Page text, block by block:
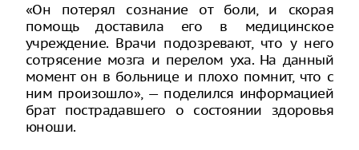
«Он потерял сознание от боли, и скорая
помощь доставила его в медицинское
учреждение. Врачи подозревают, что у него
сотрясение мозга и перелом уха. На данный
момент он в больнице и плохо помнит, что с
ним произошло», — поделился информацией
брат пострадавшего о состоянии здоровья
юноши.